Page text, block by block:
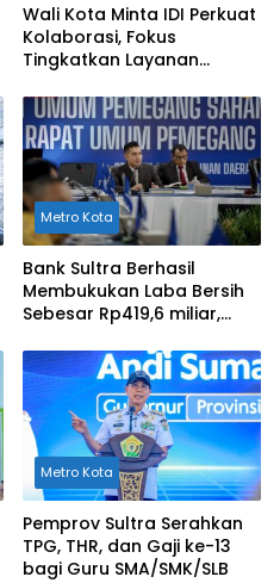
Wali Kota Minta IDI Perkuat
Kolaborasi, Fokus
Tingkatkan Layanan
Metro Kota
Bank Sultra Berhasil
Membukukan Laba Bersih
Sebesar Rp419,6 miliar,
Capaian Tahun 2024
Metro Kota
Pemprov Sultra Serahkan
TPG, THR, dan Gaji ke-13
bagi Guru SMA/SMK/SLB